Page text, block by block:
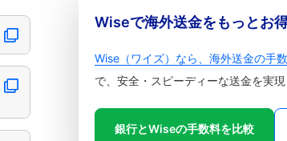
Wiseで海外送金をもっとお
Wise（ワイズ）なら、海外送金の手
で、安全・スピーディーな送金を実現
銀行とWiseの手数料を比較